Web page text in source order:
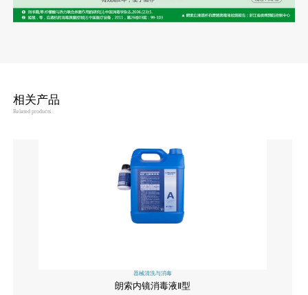
相关产品
Related products
器械清洗与消毒
朗索内镜消毒液Ⅱ型